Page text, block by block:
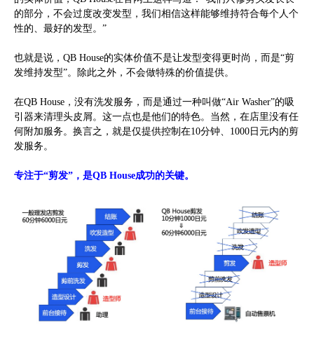
的部分，不会过度改变发型，我们相信这样能够维持符合每个人个
性的、最好的发型。”
也就是说，QB House的实体价值不是让发型变得更时尚，而是“剪
发维持发型”。除此之外，不会做特殊的价值提供。
在QB House，没有洗发服务，而是通过一种叫做“Air Washer”的吸
引器来清理头皮屑。这一点也是他们的特色。当然，在店里没有任
何附加服务。换言之，就是仅提供控制在10分钟、1000日元内的剪
发服务。
专注于“剪发”，是QB House成功的关键。